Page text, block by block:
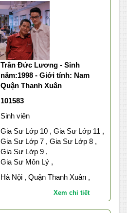
Trần Đức Lương - Sinh
năm:1998 - Giới tính: Nam
Quận Thanh Xuân
101583
Sinh viên
Gia Sư Lớp 10 , Gia Sư Lớp 11 ,
Gia Sư Lớp 7 , Gia Sư Lớp 8 ,
Gia Sư Lớp 9 ,
Gia Sư Môn Lý ,
Hà Nội , Quận Thanh Xuân ,
Xem chi tiết